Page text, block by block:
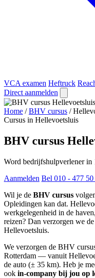
VCA examen Heftruck
Direct aanmelden
Home / BHV cursus /
Cursus in Hellevoetsluis
BHV cursus
Word bedrijfshulpverlener in
Aanmelden Bel 010 - 477 50
Wil je de BHV cursus
Opleidingen kan dat.
werkgelegenheid in de
reizen? Dan verzorgen we
Hellevoetsluis.
We verzorgen de BHV
Rotterdam — vanuit
de auto (± 35 km). Heb je
ook in-company bij jou op